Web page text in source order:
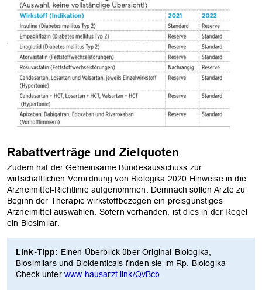
Rabattverträge und Zielquoten
Zudem hat der Gemeinsame Bundesausschuss zur
wirtschaftlichen Verordnung von Biologika 2020 Hinweise in die
Arzneimittel-Richtlinie aufgenommen. Demnach sollen Ärzte zu
Beginn der Therapie wirkstoffbezogen ein preisgünstiges
Arzneimittel auswählen. Sofern vorhanden, ist dies in der Regel
ein Biosimilar.
Link-Tipp: Einen Überblick über Original-Biologika,
Biosimilars und Bioidenticals finden sie im Rp. Biologika-
Check unter www.hausarzt.link/QvBcb